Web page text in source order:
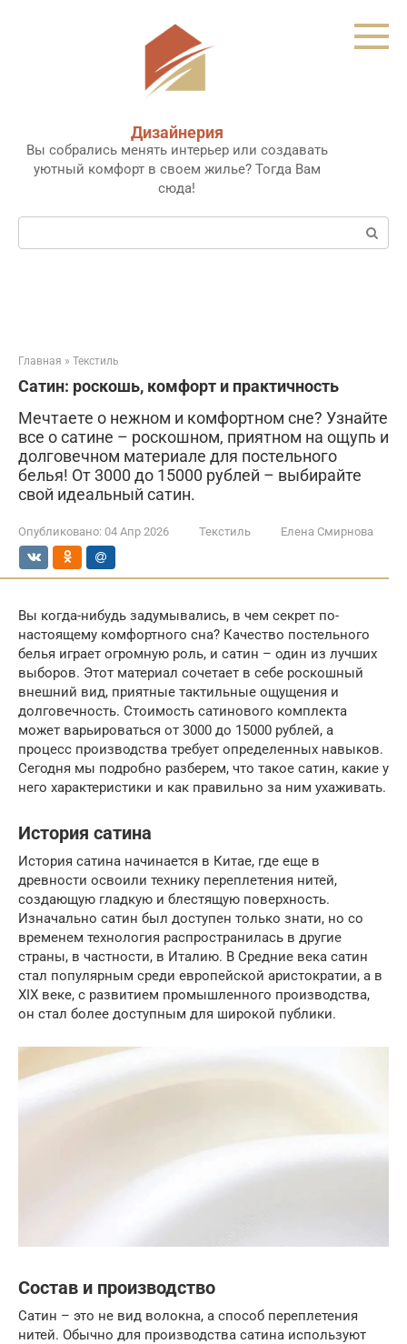
Дизайнерия
Вы собрались менять интерьер или создавать
уютный комфорт в своем жилье? Тогда Вам
сюда!
Поиск:
Главная » Текстиль
Сатин: роскошь, комфорт и практичность
Мечтаете о нежном и комфортном сне? Узнайте
все о сатине – роскошном, приятном на ощупь и
долговечном материале для постельного
белья! От 3000 до 15000 рублей – выбирайте
свой идеальный сатин.
Опубликовано: 04 Апр 2026 Текстиль Елена Смирнова
Вы когда-нибудь задумывались, в чем секрет по-
настоящему комфортного сна? Качество постельного
белья играет огромную роль, и сатин – один из лучших
выборов. Этот материал сочетает в себе роскошный
внешний вид, приятные тактильные ощущения и
долговечность. Стоимость сатинового комплекта
может варьироваться от 3000 до 15000 рублей, а
процесс производства требует определенных навыков.
Сегодня мы подробно разберем, что такое сатин, какие у
него характеристики и как правильно за ним ухаживать.
История сатина
История сатина начинается в Китае, где еще в
древности освоили технику переплетения нитей,
создающую гладкую и блестящую поверхность.
Изначально сатин был доступен только знати, но со
временем технология распространилась в другие
страны, в частности, в Италию. В Средние века сатин
стал популярным среди европейской аристократии, а в
XIX веке, с развитием промышленного производства,
он стал более доступным для широкой публики.
Состав и производство
Сатин – это не вид волокна, а способ переплетения
нитей. Обычно для производства сатина используют